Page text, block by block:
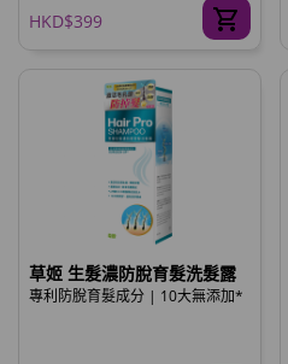
HKD$399
草姬 生髮濃防脫育髮洗髮露
專利防脫育髮成分 | 10大無添加*